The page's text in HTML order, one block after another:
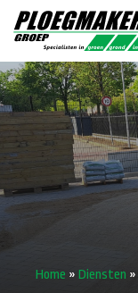
Home » Diensten »